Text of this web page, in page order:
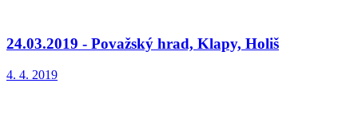
24.03.2019 - Považský hrad, Klapy, Holiš
4. 4. 2019